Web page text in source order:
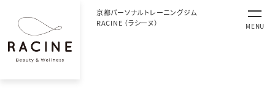
京都パーソナルトレーニングジム
RACINE （ラシーヌ）
MENU